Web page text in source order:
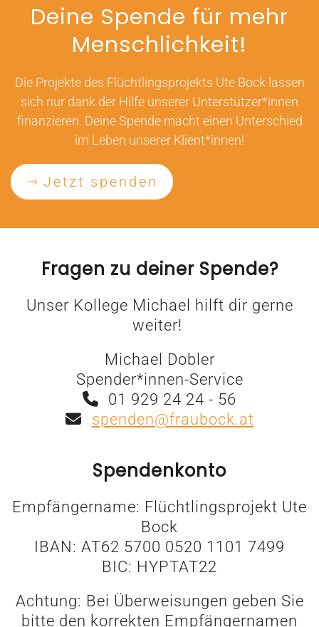
Deine Spende für mehr
Menschlichkeit!
Die Projekte des Flüchtlingsprojekts Ute Bock lassen
sich nur dank der Hilfe unserer Unterstützer*innen
finanzieren. Deine Spende macht einen Unterschied
im Leben unserer Klient*innen!
Jetzt spenden
Fragen zu deiner Spende?
Unser Kollege Michael hilft dir gerne
weiter!
Michael Dobler
Spender*innen-Service
01 929 24 24 - 56
spenden@fraubock.at
Spendenkonto
Empfängername: Flüchtlingsprojekt Ute
Bock
IBAN: AT62 5700 0520 1101 7499
BIC: HYPTAT22
Achtung: Bei Überweisungen geben Sie
bitte den korrekten Empfängernamen